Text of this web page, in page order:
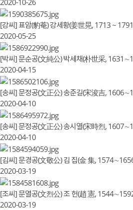
[강씨] 표암(豹菴) 강세황(姜世晃, 1713 ~
2020-05-25
[박씨] 문순공(文純公) 박세채(朴世采,
2020-04-15
[송씨] 문정공(文正公) 송준길(宋浚吉,
2020-04-10
[송씨] 문정공(文正公) 송시열(宋時烈,
2020-04-10
[김씨] 문경공(文敬公) 김 집(金 集,
2020-03-19
[조씨] 문열공(文烈公) 조 헌(趙 憲,
2020-03-19